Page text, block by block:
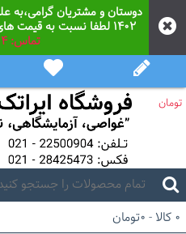
دوستان و مشتریان گرامی،به
۱۴۰۲ لطفا نسبت به قیمت های به روز اطلاع پیدا کنید.
تماس: 22500904-021
تومان
0 کالا - 0تومان